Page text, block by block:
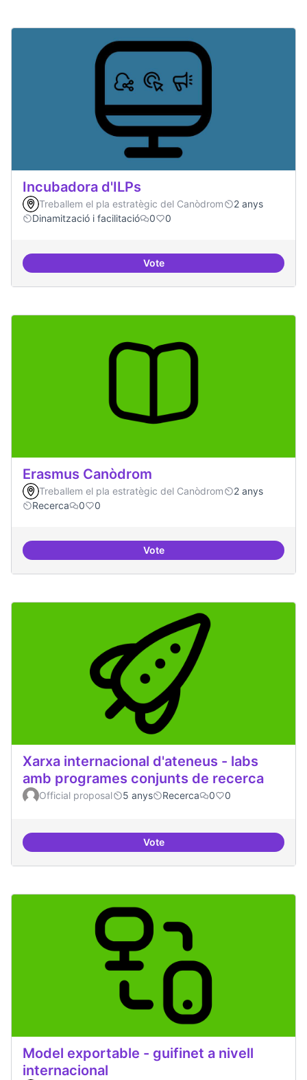
Incubadora d'ILPs
Treballem el pla estratègic del Canòdrom
2 anys
Dinamització i facilitació
0 0
VoteIncubadora d'ILPs
Erasmus Canòdrom
Treballem el pla estratègic del Canòdrom
2 anys
Recerca
0 0
VoteErasmus Canòdrom
Xarxa internacional d'ateneus - labs
amb programes conjunts de recerca
Official proposal 5 anys Recerca 0 0
VoteXarxa internacional d'ateneus -
Model exportable - guifinet a nivell
internacional